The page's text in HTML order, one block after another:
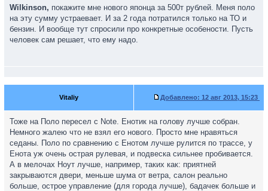
Wilkinson, покажите мне нового японца за 500т рублей. Меня поло
на эту сумму устраевает. И за 2 года потратился только на ТО и
бензин. И вообще тут спросили про конкретные особености. Пусть
человек сам решает, что ему надо.
Vitaliy Добавлено: 12 авг 2013, 15:23
Тоже на Поло пересел с Note. Енотик на голову лучше собран.
Немного жалею что не взял его нового. Просто мне нравяться
седаны. Поло по сравнению с Енотом лучше рулится по трассе, у
Енота уж очень острая рулевая, и подвеска сильнее пробивается.
А в мелочах Ноут лучше, например, таких как: приятней
закрываются двери, меньше шума от ветра, салон реально
больше, острое управление (для города лучше), бадачек больше и